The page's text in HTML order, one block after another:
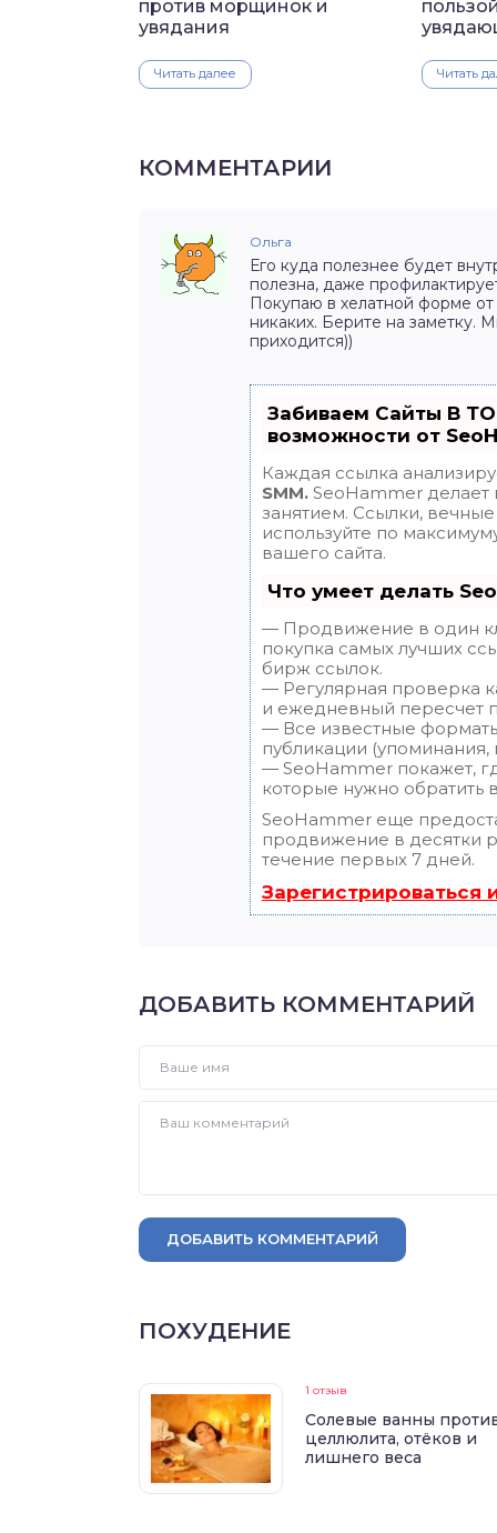
против морщинок и
увядания
Читать далее Читать
КОММЕНТАРИИ
Ольга
Его куда полезнее будет
полезна, даже
Покупаю в хелатной форме
никаких. Берите на заметку.
приходится))
Забиваем Сайты В
возможности от
Каждая ссылка
SMM. SeoHammer
занятием. Ссылки,
используйте по
вашего сайта.
Что умеет делать
— Продвижение в один
покупка самых лучших
бирж ссылок.
— Регулярная проверка
и ежедневный пересчет
— Все известные
публикации (упоминания,
— SeoHammer покажет,
которые нужно обратить
SeoHammer еще
продвижение в десятки
течение первых 7 дней.
Зарегистрироваться
ДОБАВИТЬ КОММЕНТАРИЙ
ДОБАВИТЬ КОММЕНТАРИЙ
ПОХУДЕНИЕ
1 отзыв
Солевые ванны
целлюлита, отёков и
лишнего веса